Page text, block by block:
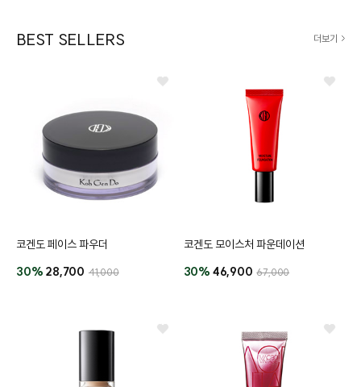
클렌징
BEST SELLERS 더보기
코겐도 페이스 파우더
30% 28,700 41,000
코겐도 모이스처 파운데이션
30% 46,900 67,000